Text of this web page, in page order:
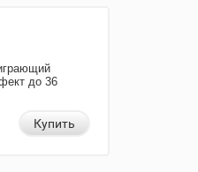
до 36
Купить